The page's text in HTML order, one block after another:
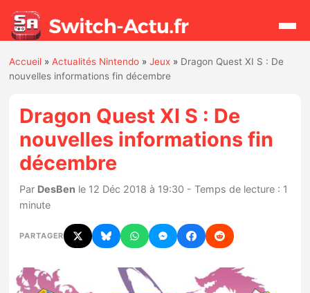
Actualités
Jeux
Hardware
Mises à jour
Chiffres de ventes
Accueil »Actualités Nintendo »Jeux » Dragon Quest XI S : De
nouvelles informations fin décembre
Dragon Quest XI S : De
nouvelles informations fin
décembre
Par DesBen le 12 Déc 2018 à 19:30 - Temps de lecture : 1
minute
PARTAGER